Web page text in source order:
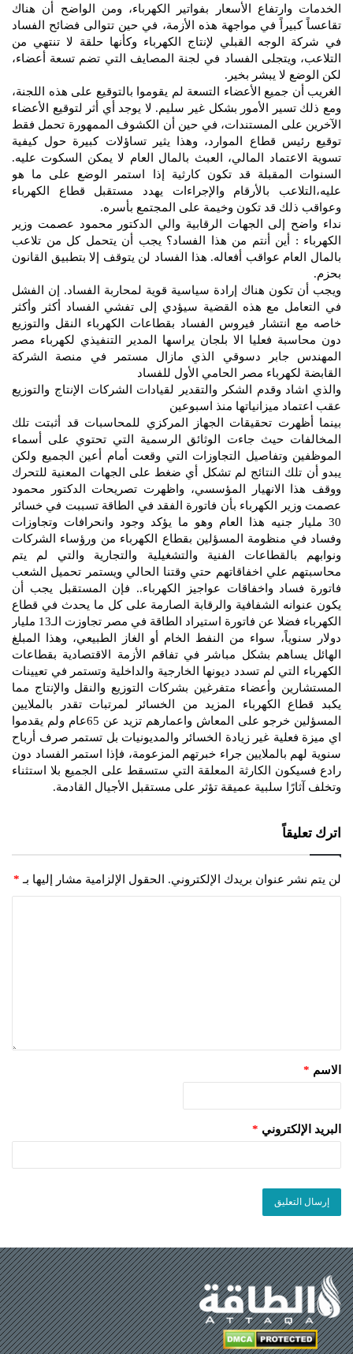
الخدمات وارتفاع الأسعار بفواتير الكهرباء، ومن الواضح أن هناك
تقاعساً كبيراً في مواجهة هذه الأزمة، في حين تتوالى فضائح الفساد
في شركة الوجه القبلي لإنتاج الكهرباء وكأنها حلقة لا تنتهي من
التلاعب، ويتجلى الفساد في لجنة المصايف التي تضم تسعة أعضاء،
لكن الوضع لا يبشر بخير.
الغريب أن جميع الأعضاء التسعة لم يقوموا بالتوقيع على هذه اللجنة،
ومع ذلك تسير الأمور بشكل غير سليم. لا يوجد أي أثر لتوقيع الأعضاء
الآخرين على المستندات، في حين أن الكشوف الممهورة تحمل فقط
توقيع رئيس قطاع الموارد، وهذا يثير تساؤلات كبيرة حول كيفية
تسوية الاعتماد المالي، العبث بالمال العام لا يمكن السكوت عليه.
السنوات المقبلة قد تكون كارثية إذا استمر الوضع على ما هو
عليه،التلاعب بالأرقام والإجراءات يهدد مستقبل قطاع الكهرباء
وعواقب ذلك قد تكون وخيمة على المجتمع بأسره.
نداء واضح إلى الجهات الرقابية والي الدكتور محمود عصمت وزير
الكهرباء : أين أنتم من هذا الفساد؟ يجب أن يتحمل كل من تلاعب
بالمال العام عواقب أفعاله. هذا الفساد لن يتوقف إلا بتطبيق القانون
بحزم.
ويجب أن تكون هناك إرادة سياسية قوية لمحاربة الفساد. إن الفشل
في التعامل مع هذه القضية سيؤدي إلى تفشي الفساد أكثر وأكثر
خاصه مع انتشار فيروس الفساد بقطاعات الكهرباء النقل والتوزيع
دون محاسبة فعليا الا بلجان يراسها المدير التنفيذي لكهرباء مصر
المهندس جابر دسوقي الذي مازال مستمر في منصة الشركة
القابضة لكهرباء مصر الحامي الأول للفساد
والذي اشاد وقدم الشكر والتقدير لقيادات الشركات الإنتاج والتوزيع
عقب اعتماد ميزانياتها منذ اسبوعين
بينما أظهرت تحقيقات الجهاز المركزي للمحاسبات قد أثبتت تلك
المخالفات حيث جاءت الوثائق الرسمية التي تحتوي على أسماء
الموظفين وتفاصيل التجاوزات التي وقعت أمام أعين الجميع ولكن
يبدو أن تلك النتائج لم تشكل أي ضغط على الجهات المعنية للتحرك
ووقف هذا الانهيار المؤسسي، واظهرت تصريحات الدكتور محمود
عصمت وزير الكهرباء بأن فاتورة الفقد في الطاقة تسببت في خسائر
30 مليار جنيه هذا العام وهو ما يؤكد وجود وانحرافات وتجاوزات
وفساد في منظومة المسؤلين بقطاع الكهرباء من ورؤساء الشركات
ونوابهم بالقطاعات الفنية والتشغيلية والتجارية والتي لم يتم
محاسبتهم علي اخفاقاتهم حتي وقتنا الحالي ويستمر تحميل الشعب
فاتورة فساد واخفاقات عواجيز الكهرباء.. فإن المستقبل يجب أن
يكون عنوانه الشفافية والرقابة الصارمة على كل ما يحدث في قطاع
الكهرباء فضلا عن فاتورة استيراد الطاقة في مصر تجاوزت الـ13 مليار
دولار سنوياً، سواء من النفط الخام أو الغاز الطبيعي، وهذا المبلغ
الهائل يساهم بشكل مباشر في تفاقم الأزمة الاقتصادية بقطاعات
الكهرباء التي لم تسدد ديونها الخارجية والداخلية وتستمر في تعيينات
المستشارين وأعضاء متفرغين بشركات التوزيع والنقل والإنتاج مما
يكبد قطاع الكهرباء المزيد من الخسائر لمرتبات تقدر بالملايين
المسؤلين خرجو على المعاش واعمارهم تزيد عن 65عام ولم يقدموا
اي ميزة فعلية غير زيادة الخسائر والمديونيات بل تستمر صرف أرباح
سنوية لهم بالملايين جراء خبرتهم المزعومة، فإذا استمر الفساد دون
رادع فسيكون الكارثة المعلقة التي ستسقط على الجميع بلا استثناء
وتخلف آثارًا سلبية عميقة تؤثر على مستقبل الأجيال القادمة.
اترك تعليقاً
لن يتم نشر عنوان بريدك الإلكتروني. الحقول الإلزامية مشار إليها بـ *
الاسم *
البريد الإلكتروني *